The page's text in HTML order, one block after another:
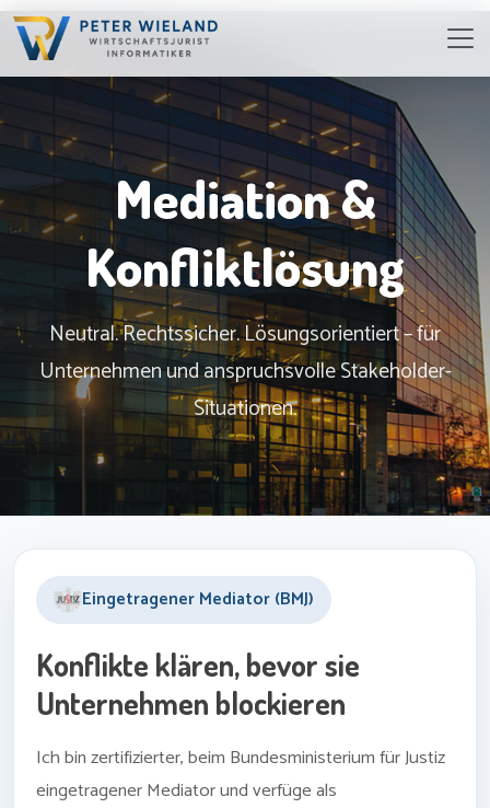
Mediation &
Konfliktlösung
Neutral. Rechtssicher. Lösungsorientiert – für
Unternehmen und anspruchsvolle Stakeholder-
Situationen.
Eingetragener Mediator (BMJ)
Konflikte klären, bevor sie
Unternehmen blockieren
Ich bin zertifizierter, beim Bundesministerium für Justiz
eingetragener Mediator und verfüge als